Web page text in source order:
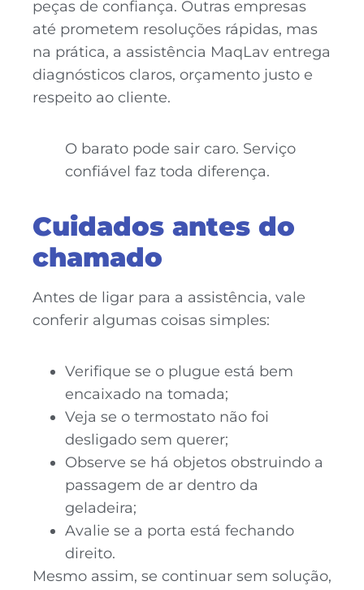
peças de confiança. Outras empresas
até prometem resoluções rápidas, mas
na prática, a assistência MaqLav entrega
diagnósticos claros, orçamento justo e
respeito ao cliente.
O barato pode sair caro. Serviço
confiável faz toda diferença.
Cuidados antes do
chamado
Antes de ligar para a assistência, vale
conferir algumas coisas simples:
Verifique se o plugue está bem
encaixado na tomada;
Veja se o termostato não foi
desligado sem querer;
Observe se há objetos obstruindo a
passagem de ar dentro da
geladeira;
Avalie se a porta está fechando
direito.
Mesmo assim, se continuar sem solução,